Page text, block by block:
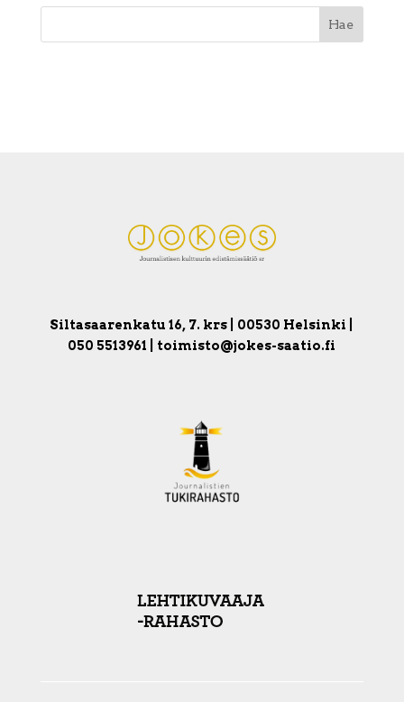
Siltasaarenkatu 16, 7. krs | 00530 Helsinki |
050 5513961 | toimisto@jokes-saatio.fi